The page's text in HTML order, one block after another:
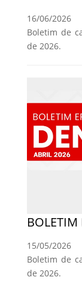
16/06/2026
Boletim de
de 2026.
BOLETIM
15/05/2026
Boletim de
de 2026.